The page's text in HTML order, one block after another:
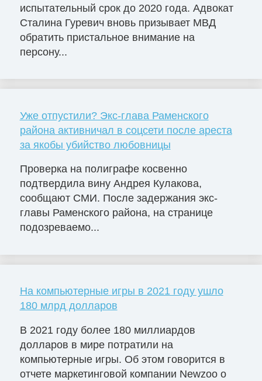
испытательный срок до 2020 года. Адвокат
Сталина Гуревич вновь призывает МВД
обратить пристальное внимание на
персону...
Уже отпустили? Экс-глава Раменского
района активничал в соцсети после ареста
за якобы убийство любовницы
Проверка на полиграфе косвенно
подтвердила вину Андрея Кулакова,
сообщают СМИ. После задержания экс-
главы Раменского района, на странице
подозреваемо...
На компьютерные игры в 2021 году ушло
180 млрд долларов
В 2021 году более 180 миллиардов
долларов в мире потратили на
компьютерные игры. Об этом говорится в
отчете маркетинговой компании Newzoo о